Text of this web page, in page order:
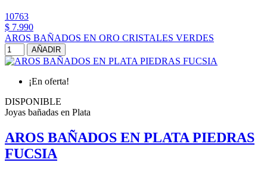
10763
$ 7.990
AROS BAÑADOS EN ORO CRISTALES VERDES
AÑADIR
¡En oferta!
DISPONIBLE
Joyas bañadas en Plata
AROS BAÑADOS EN PLATA PIEDRAS
FUCSIA